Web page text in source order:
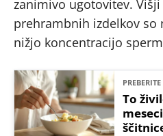
zanimivo ugotovitev.
prehrambnih izdelkov so
nižjo koncentracijo
To